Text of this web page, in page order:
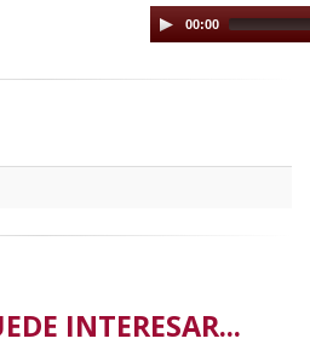
Audio
Player
00:00
INTERESAR...